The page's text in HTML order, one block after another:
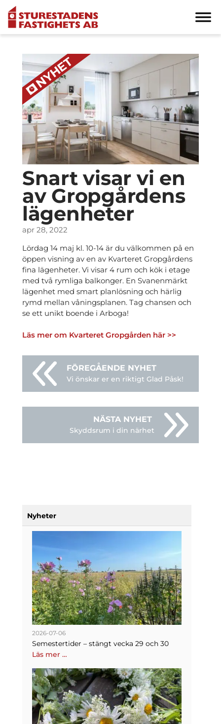
Nyheter
2026-07-06
Semestertider – stängt vecka 29 och 30
Läs mer …
Snart visar vi en
av Gropgårdens
lägenheter
apr 28, 2022
Lördag 14 maj kl. 10-14 är du välkommen på en
öppen visning av en av Kvarteret Gropgårdens
fina lägenheter. Vi visar 4 rum och kök i etage
med två rymliga balkonger. En Svanenmärkt
lägenhet med smart planlösning och härlig
rymd mellan våningsplanen. Tag chansen och
se ett unikt boende i Arboga!
Läs mer om Kvarteret Gropgården här >>
Vi önskar er en riktigt Glad Påsk!
Skyddsrum i din närhet